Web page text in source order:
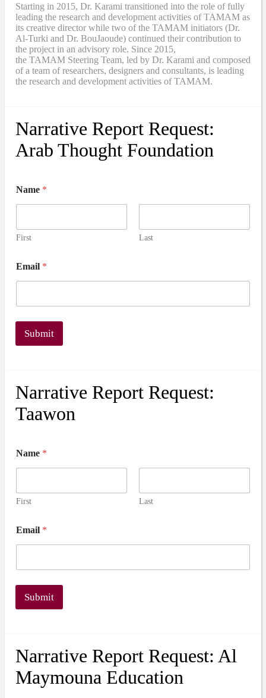
Starting in 2015, Dr. Karami transitioned into the role of fully
leading the research and development activities of TAMAM as
its creative director while two of the TAMAM initiators (Dr.
Al-Turki and Dr. BouJaoude) continued their contribution to
the project in an advisory role. Since 2015,
the TAMAM Steering Team, led by Dr. Karami and composed
of a team of researchers, designers and consultants, is leading
the research and development activities of TAMAM.
Narrative Report Request:
Arab Thought Foundation
Name *
First Last
Email *
Submit
Narrative Report Request:
Taawon
Name *
First Last
Email *
Submit
Narrative Report Request: Al
Maymouna Education